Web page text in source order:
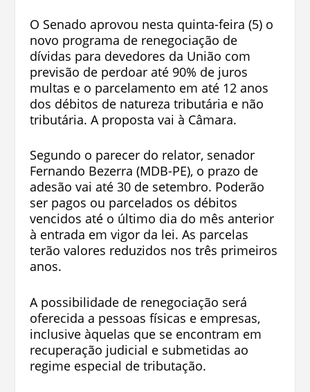
O Senado aprovou nesta quinta-feira (5) o
novo programa de renegociação de
dívidas para devedores da União com
previsão de perdoar até 90% de juros
multas e o parcelamento em até 12 anos
dos débitos de natureza tributária e não
tributária. A proposta vai à Câmara.
Segundo o parecer do relator, senador
Fernando Bezerra (MDB-PE), o prazo de
adesão vai até 30 de setembro. Poderão
ser pagos ou parcelados os débitos
vencidos até o último dia do mês anterior
à entrada em vigor da lei. As parcelas
terão valores reduzidos nos três primeiros
anos.
A possibilidade de renegociação será
oferecida a pessoas físicas e empresas,
inclusive àquelas que se encontram em
recuperação judicial e submetidas ao
regime especial de tributação.